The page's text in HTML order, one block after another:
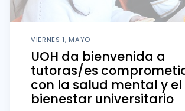
VIERNES 1, MAYO
UOH da bienvenida a
tutoras/es
con la salud mental y el
bienestar universitario